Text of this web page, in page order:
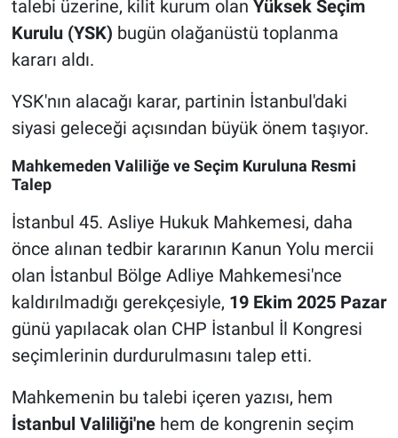
talebi üzerine, kilit kurum olan Yüksek Seçim
Kurulu (YSK) bugün olağanüstü toplanma
kararı aldı.
YSK'nın alacağı karar, partinin İstanbul'daki
siyasi geleceği açısından büyük önem taşıyor.
Mahkemeden Valiliğe ve Seçim Kuruluna Resmi
Talep
İstanbul 45. Asliye Hukuk Mahkemesi, daha
önce alınan tedbir kararının Kanun Yolu mercii
olan İstanbul Bölge Adliye Mahkemesi'nce
kaldırılmadığı gerekçesiyle, 19 Ekim 2025 Pazar
günü yapılacak olan CHP İstanbul İl Kongresi
seçimlerinin durdurulmasını talep etti.
Mahkemenin bu talebi içeren yazısı, hem
İstanbul Valiliği'nehem de kongrenin seçim